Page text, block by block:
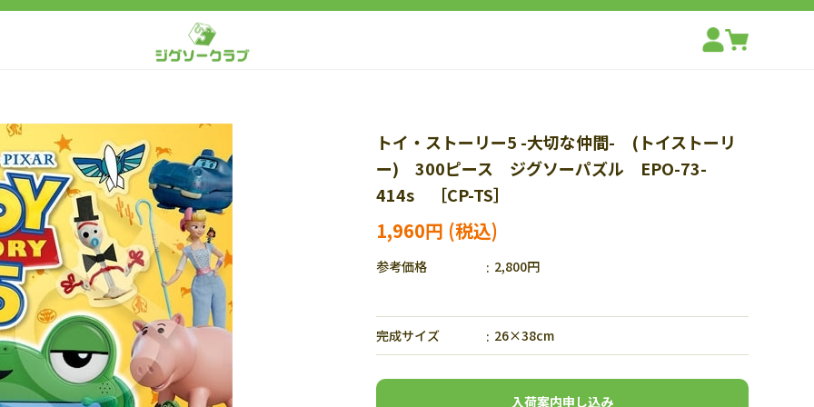
トイ・ストーリー5 -大切な仲間- (トイストーリ
ー) 300ピース ジグソーパズル EPO-73-
414s ［CP-TS］
1,960円
参考価格 2,800円
完成サイズ 26×38cm
入荷案内申し込み